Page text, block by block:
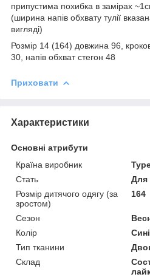
припустима похибка в замірах
(ширина напів обхвату тулії
вигляді)
Розмір 14 (164) довжина 96,
30, напів обхват стегон 48
Приховати
Характеристики
Основні атрибути
Країна виробник
Стать
Для
Розмір дитячого одягу (за
зростом)
164
Сезон
Колір
Тип тканини
Склад